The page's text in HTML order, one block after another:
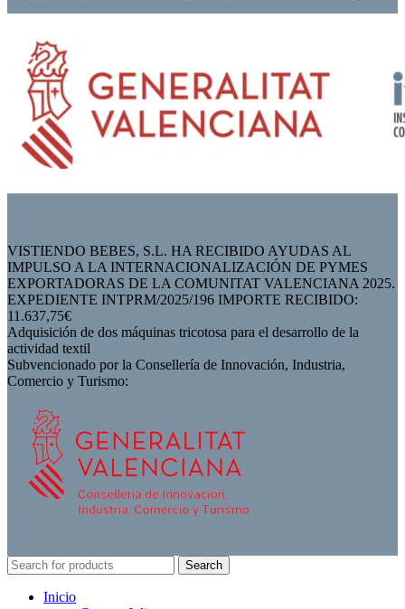
VISTIENDO BEBES, S.L. HA RECIBIDO AYUDAS AL
IMPULSO A LA INTERNACIONALIZACIÓN DE PYMES
EXPORTADORAS DE LA COMUNITAT VALENCIANA 2025.
EXPEDIENTE INTPRM/2025/196 IMPORTE RECIBIDO:
11.637,75€
Adquisición de dos máquinas tricotosa para el desarrollo de la
actividad textil
Subvencionado por la Consellería de Innovación, Industria,
Comercio y Turismo:
Search
Inicio